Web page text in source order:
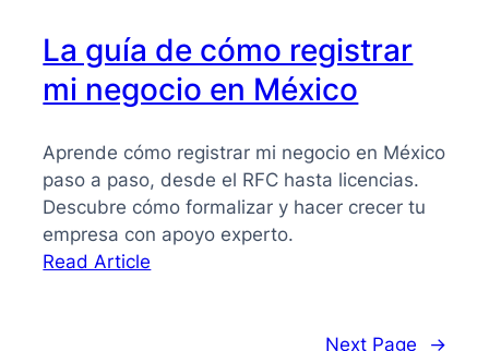
La guía de cómo registrar
mi negocio en México
Aprende cómo registrar mi negocio en México
paso a paso, desde el RFC hasta licencias.
Descubre cómo formalizar y hacer crecer tu
empresa con apoyo experto.
Read Article
Next Page →